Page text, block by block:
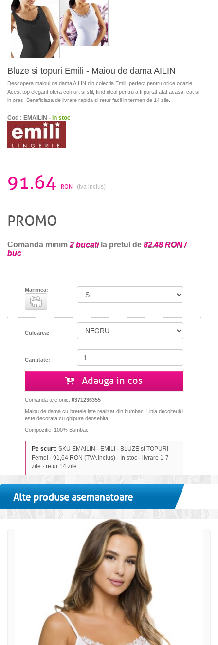
Bluze si topuri Emili - Maiou de dama AILIN
Descopera maioul de dama AILIN din colectia Emili, perfect pentru orice ocazie.
Acest top elegant ofera confort si stil, fiind ideal pentru a fi purtat atat acasa, cat si
in oras. Beneficiaza de livrare rapida si retur facil in termen de 14 zile.
Cod : EMAILIN - in stoc
91.64 RON (tva inclus)
PROMO
Comanda minim 2 bucatila pretul de 82.48 RON /
buc
Marimea:
Culoarea:
Cantitate:
Adauga in cos
Comanda telefonic: 0371236355
Maiou de dama cu bretele late realizat din bumbac. Linia decolteului
este decorata cu ghipura deosebita.
Compozitie: 100% Bumbac
Pe scurt: SKU EMAILIN · EMILI · BLUZE si TOPURI
Femei · 91,64 RON (TVA inclus) · In stoc · livrare 1-7
zile · retur 14 zile
Alte produse asemanatoare